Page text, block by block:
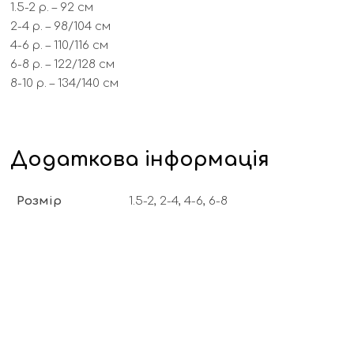
1.5-2 р. – 92 см
2-4 р. – 98/104 см
4-6 р. – 110/116 cм
6-8 р. – 122/128 см
8-10 р. – 134/140 см
Додаткова інформація
Розмір 1.5-2, 2-4, 4-6, 6-8